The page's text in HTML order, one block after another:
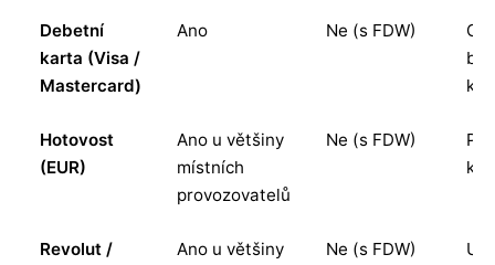
Debetní
karta (Visa /
Mastercard)
Ano Ne (s FDW)
Hotovost
(EUR)
Ano u většiny
místních
provozovatelů
Ne (s FDW)
Revolut /
Ano u většiny
Ne (s FDW)